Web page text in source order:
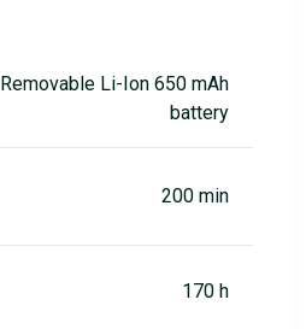
Removable Li-Ion 650 mAh
battery
200 min
170 h